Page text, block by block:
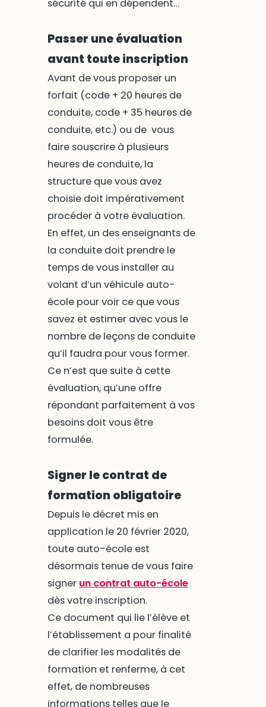
sécurité qui en dépendent…
Passer une évaluation
avant toute inscription
Avant de vous proposer un
forfait (code + 20 heures de
conduite, code + 35 heures de
conduite, etc.) ou de vous
faire souscrire à plusieurs
heures de conduite, la
structure que vous avez
choisie doit impérativement
procéder à votre évaluation.
En effet, un des enseignants de
la conduite doit prendre le
temps de vous installer au
volant d’un véhicule auto-
école pour voir ce que vous
savez et estimer avec vous le
nombre de leçons de conduite
qu’il faudra pour vous former.
Ce n’est que suite à cette
évaluation, qu’une offre
répondant parfaitement à vos
besoins doit vous être
formulée.
Signer le contrat de
formation obligatoire
Depuis le décret mis en
application le 20 février 2020,
toute auto-école est
désormais tenue de vous faire
signer un contrat auto-école
dès votre inscription.
Ce document qui lie l’élève et
l’établissement a pour finalité
de clarifier les modalités de
formation et renferme, à cet
effet, de nombreuses
informations telles que le